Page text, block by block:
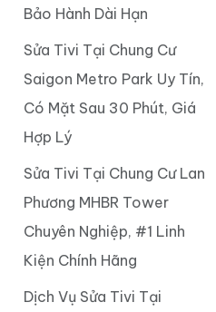
Bảo Hành Dài Hạn
Sửa Tivi Tại Chung Cư
Saigon Metro Park Uy Tín,
Có Mặt Sau 30 Phút, Giá
Hợp Lý
Sửa Tivi Tại Chung Cư Lan
Phương MHBR Tower
Chuyên Nghiệp, #1 Linh
Kiện Chính Hãng
Dịch Vụ Sửa Tivi Tại